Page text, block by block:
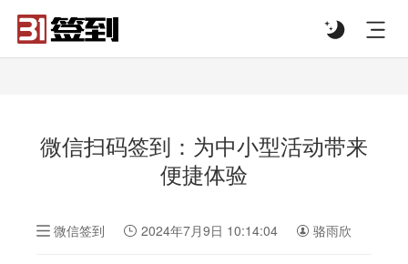
微信扫码签到：为中小型活动带来
便捷体验
微信签到 2024年7月9日 10:14:04 骆雨欣